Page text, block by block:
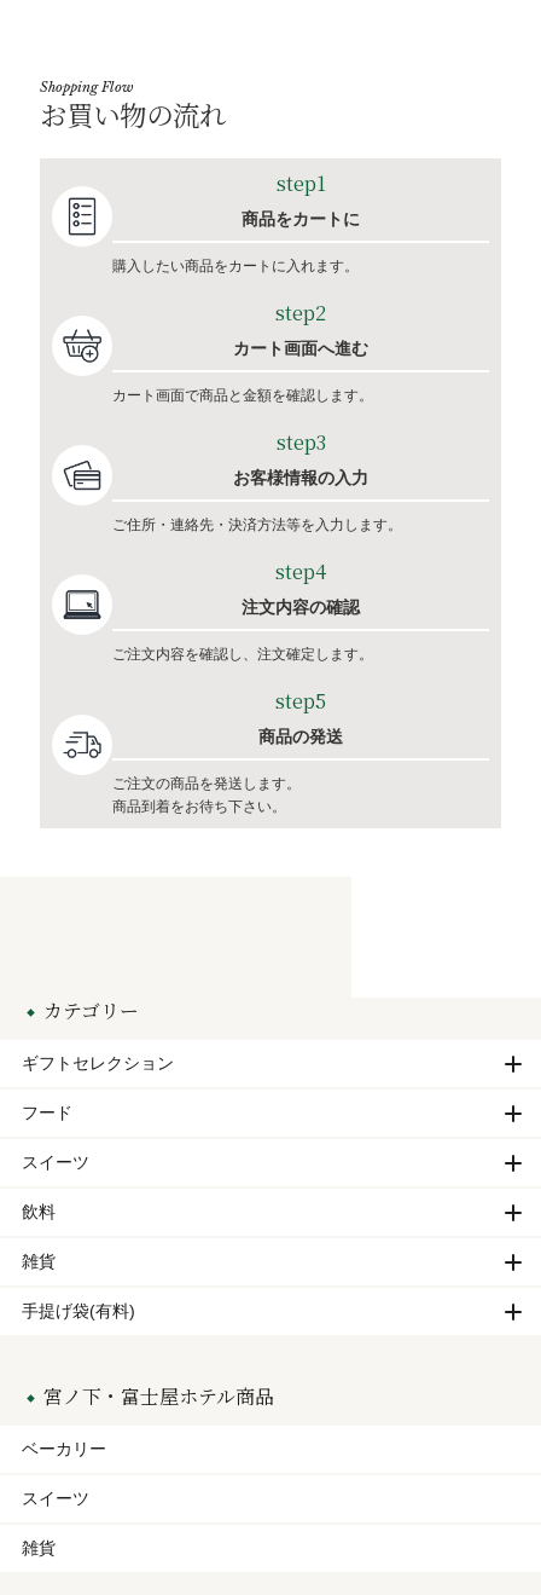
Shopping Flow
お買い物の流れ
step1
商品をカートに
購入したい商品をカートに入れます。
step2
カート画面へ進む
カート画面で商品と金額を確認します。
step3
お客様情報の入力
ご住所・連絡先・決済方法等を入力します。
step4
注文内容の確認
ご注文内容を確認し、注文確定します。
step5
商品の発送
ご注文の商品を発送します。
商品到着をお待ち下さい。
カテゴリー
ギフトセレクション
フード
スイーツ
飲料
雑貨
手提げ袋(有料)
宮ノ下・富士屋ホテル商品
ベーカリー
スイーツ
雑貨